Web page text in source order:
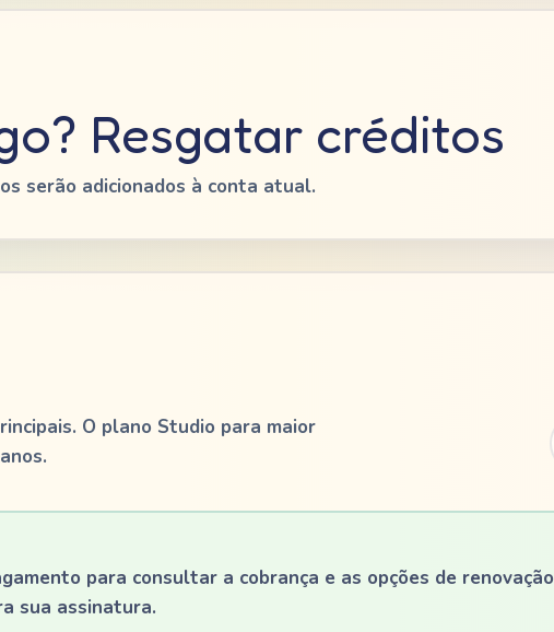
Resgatar créditos
serão adicionados à conta atual.
O plano Studio para maior
para consultar a cobrança e as opções de renovação
sua assinatura.